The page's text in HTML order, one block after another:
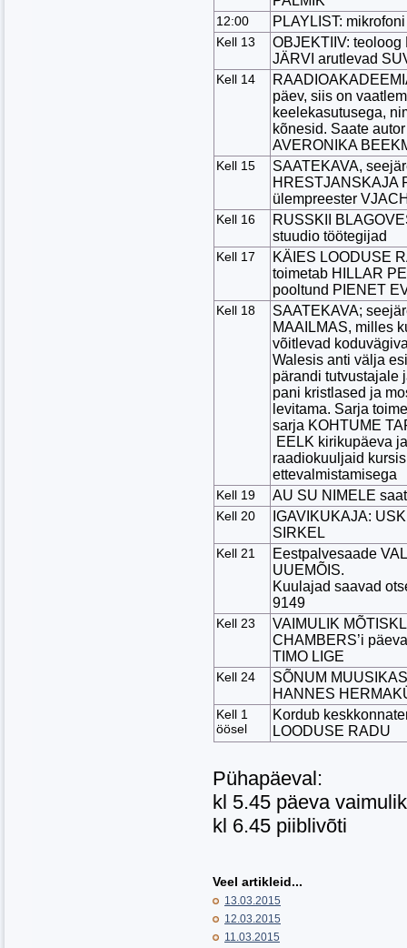
12:00 PLAYLIST:
Kell 13
OBJEKTIIV:
JÄRVI arutlevad
Kell 14
päev, siis on
keelekasutusega,
kõnesid. Saate
AVERONIKA
Kell 15
SAATEKAVA,
HRESTJANSKAJA
ülempreester
Kell 16
RUSSKII
stuudio töötegijad
Kell 17
KÄIES LOODUSE
toimetab HILLAR
pooltund PIENET
Kell 18
SAATEKAVA;
MAAILMAS, milles
võitlevad
Walesis anti välja
pärandi tutvustajale
pani kristlased ja
levitama. Sarja
sarja KOHTUME
EELK kirikupäeva
raadiokuuljaid
ettevalmistamisega
Kell 19 AU SU NIMELE
Kell 20
IGAVIKUKAJA:
SIRKEL
Kell 21
Eestpalvesaade
UUEMÕIS.
Kuulajad saavad
9149
Kell 23
VAIMULIK
CHAMBERS’i
TIMO LIGE
Kell 24
SÕNUM
HANNES
Kell 1
öösel
Kordub
LOODUSE RADU
Pühapäeval:
kl 5.45 päeva
kl 6.45 piiblivõti
Veel artikleid...
13.03.2015
12.03.2015
11.03.2015